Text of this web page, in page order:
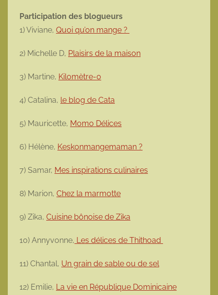
Participation des blogueurs
1) Viviane, Quoi qu’on mange ?
2) Michelle D, Plaisirs de la maison
3) Martine, Kilomètre-0
4) Catalina, le blog de Cata
5) Mauricette, Momo Délices
6) Hélène, Keskonmangemaman ?
7) Samar, Mes inspirations culinaires
8) Marion, Chez la marmotte
9) Zika, Cuisine bônoise de Zika
10) Annyvonne, Les délices de Thithoad
11) Chantal, Un grain de sable ou de sel
12) Emilie, La vie en République Dominicaine